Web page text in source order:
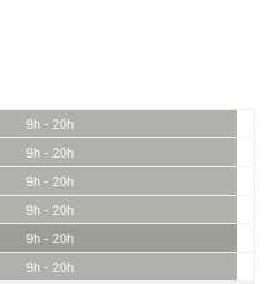
9h - 20h
9h - 20h
9h - 20h
9h - 20h
9h - 20h
9h - 20h